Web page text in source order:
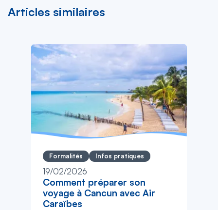
Articles similaires
Formalités Infos pratiques
19/02/2026
Comment préparer son
voyage à Cancun avec Air
Caraïbes